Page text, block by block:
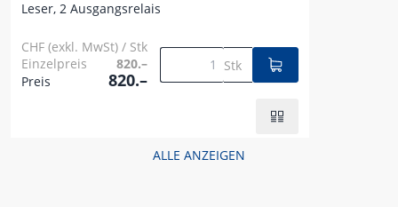
Leser, 2 Ausgangsrelais
CHF (exkl. MwSt) / Stk
Einzelpreis
820.–
Preis
820.–
Stk
ALLE ANZEIGEN